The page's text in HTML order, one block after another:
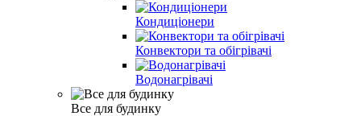
Кондиціонери
Конвектори та обігрівачі
Водонагрівачі
Все для будинку